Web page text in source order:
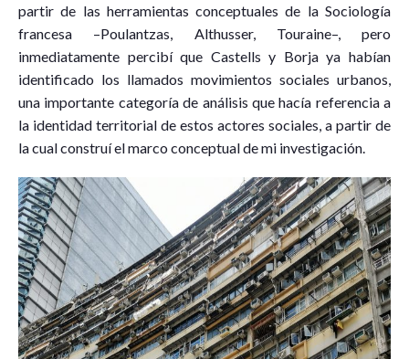
partir de las herramientas conceptuales de la Sociología
francesa –Poulantzas, Althusser, Touraine–, pero
inmediatamente percibí que Castells y Borja ya habían
identificado los llamados movimientos sociales urbanos,
una importante categoría de análisis que hacía referencia a
la identidad territorial de estos actores sociales, a partir de
la cual construí el marco conceptual de mi investigación.